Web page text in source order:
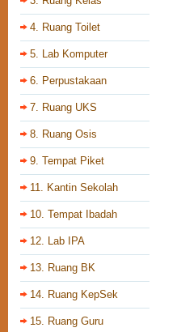
4. Ruang Toilet
5. Lab Komputer
6. Perpustakaan
7. Ruang UKS
8. Ruang Osis
9. Tempat Piket
11. Kantin Sekolah
10. Tempat Ibadah
12. Lab IPA
13. Ruang BK
14. Ruang KepSek
15. Ruang Guru